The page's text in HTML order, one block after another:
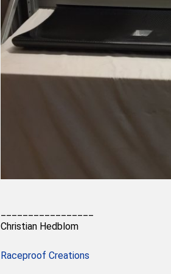
Christian Hedblom
Raceproof Creations